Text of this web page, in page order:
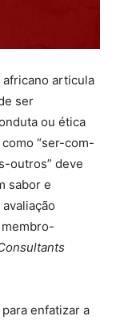
articula
ser
ou ética
“ser-com-
outros” deve
sabor e
enfatizar a